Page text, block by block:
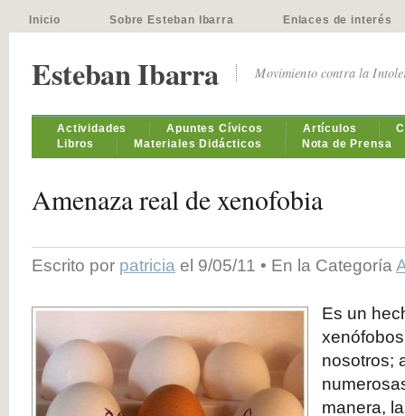
Inicio Sobre Esteban Ibarra Enlaces de interés
Esteban Ibarra Movimiento contra la
Actividades Apuntes Cívicos Artículos
Libros
Materiales Didácticos Nota de Prensa
Amenaza real de xenofobia
Escrito por patricia el 9/05/11 • En la Categoría
Es un
nosotros;
manera,